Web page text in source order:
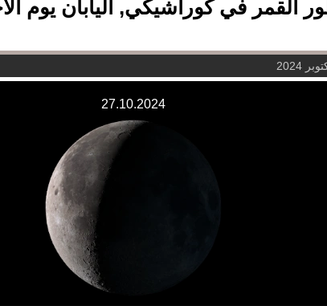
في كوراشيكي, اليابان يوم الأحد، 27
27.10.2024